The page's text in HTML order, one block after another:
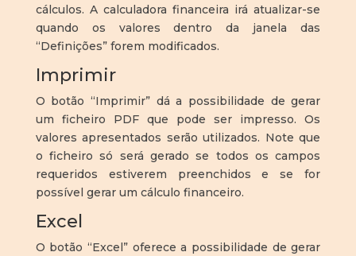
cálculos. A calculadora financeira irá atualizar-se
quando os valores dentro da janela das
“Definições” forem modificados.
Imprimir
O botão “Imprimir” dá a possibilidade de gerar
um ficheiro PDF que pode ser impresso. Os
valores apresentados serão utilizados. Note que
o ficheiro só será gerado se todos os campos
requeridos estiverem preenchidos e se for
possível gerar um cálculo financeiro.
Excel
O botão “Excel” oferece a possibilidade de gerar